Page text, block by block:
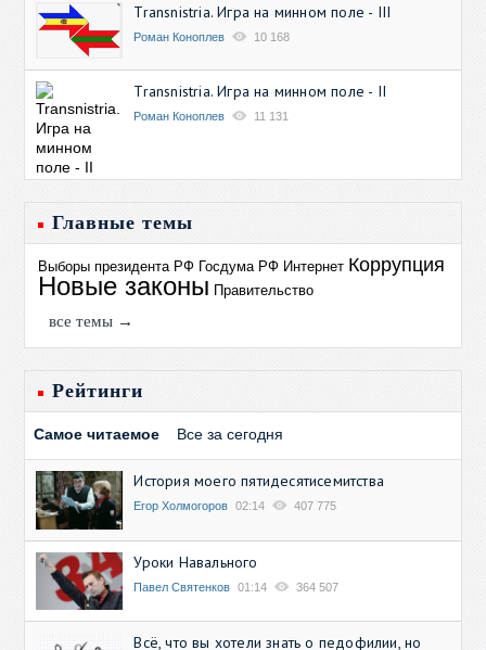
Transnistria. Игра на минном поле - III
Роман Коноплев 10 168
Transnistria. Игра на минном поле - II
Роман Коноплев 11 131
Главные темы
Выборы президента РФ Госдума РФ Интернет Коррупция
Новые законы Правительство
все темы →
Рейтинги
Самое читаемое Все за сегодня
История моего пятидесятисемитства
Егор Холмогоров 02:14 407 775
Уроки Навального
Павел Святенков 01:14 364 507
Всё, что вы хотели знать о педофилии, но